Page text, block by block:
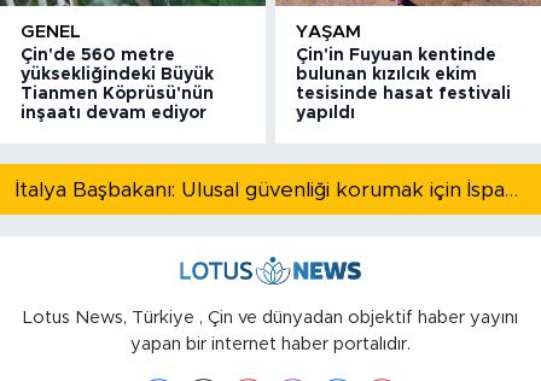
GENEL
Çin'de 560 metre
yüksekliğindeki Büyük
Tianmen Köprüsü'nün
inşaatı devam ediyor
YAŞAM
Çin'in Fuyuan kentinde
bulunan kızılcık ekim
tesisinde hasat festivali
yapıldı
İtalya Başbakanı: Ulusal güvenliği korumak için İspanya ile Schengen kapsamındaki serbest dolaşımı askıya alıyoruz
Lotus News, Türkiye , Çin ve dünyadan objektif haber yayını
yapan bir internet haber portalıdır.